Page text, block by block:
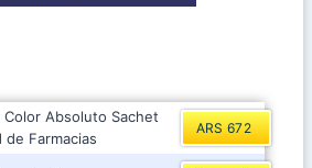
Absoluto Sachet
de Farmacias
ARS 672